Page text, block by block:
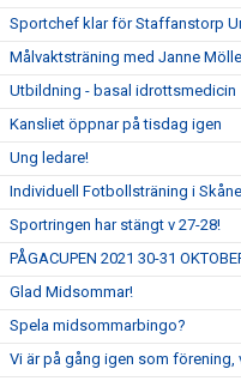
Sportchef klar för Staffanstorp
Målvaktsträning med Janne
Utbildning - basal idrottsmedicin
Kansliet öppnar på tisdag igen
Ung ledare!
Individuell Fotbollsträning i Skåne
Sportringen har stängt v 27-28!
PÅGACUPEN 2021 30-31
Glad Midsommar!
Spela midsommarbingo?
Vi är på gång igen som förening,